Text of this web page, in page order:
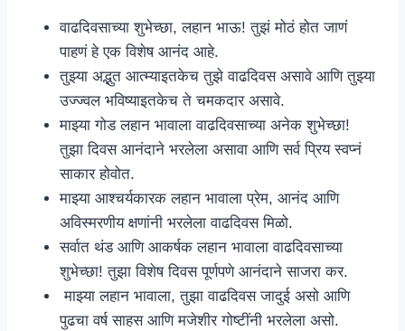
वाढदिवसाच्या शुभेच्छा, लहान भाऊ! तुझं मोठं होत जाणं
पाहणं हे एक विशेष आनंद आहे.
तुझ्या अद्भुत आत्म्याइतकेच तुझे वाढदिवस असावे आणि तुझ्या
उज्ज्वल भविष्याइतकेच ते चमकदार असावे.
माझ्या गोड लहान भावाला वाढदिवसाच्या अनेक शुभेच्छा!
तुझा दिवस आनंदाने भरलेला असावा आणि सर्व प्रिय स्वप्नं
साकार होवोत.
माझ्या आश्चर्यकारक लहान भावाला प्रेम, आनंद आणि
अविस्मरणीय क्षणांनी भरलेला वाढदिवस मिळो.
सर्वात थंड आणि आकर्षक लहान भावाला वाढदिवसाच्या
शुभेच्छा! तुझा विशेष दिवस पूर्णपणे आनंदाने साजरा कर.
माझ्या लहान भावाला, तुझा वाढदिवस जादुई असो आणि
पुढचा वर्ष साहस आणि मजेशीर गोष्टींनी भरलेला असो.